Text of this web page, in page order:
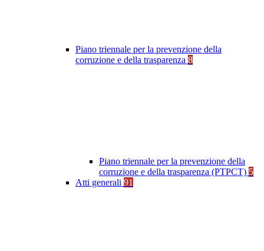
Piano triennale per la prevenzione della
corruzione e della trasparenza 8
Piano triennale per la prevenzione della
corruzione e della trasparenza (PTPCT) 5
Atti generali 91